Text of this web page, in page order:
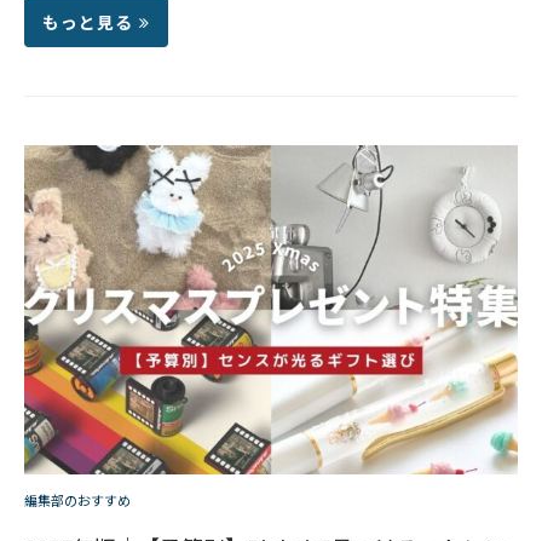
もっと見る
編集部のおすすめ